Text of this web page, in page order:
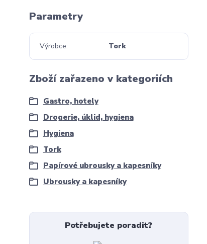
Parametry
Výrobce Tork
Zboží zařazeno v kategoriích
Gastro, hotely
Drogerie, úklid, hygiena
Hygiena
Tork
Papírové ubrousky a kapesníky
Ubrousky a kapesníky
Potřebujete poradit?